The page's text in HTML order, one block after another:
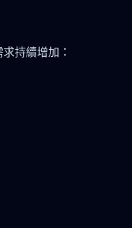
持續增加：